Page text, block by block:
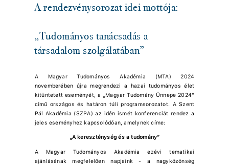
A rendezvénysorozat idei mottója:
„Tudományos tanácsadás a
társadalom szolgálatában”
A Magyar Tudományos Akadémia (MTA) 2024
novemberében újra megrendezi a hazai tudományos élet
kitüntetett eseményét, a „Magyar Tudomány Ünnepe 2024”
című országos és határon túli programsorozatot. A Szent
Pál Akadémia (SZPA) az idén ismét konferenciát rendez a
jeles eseményhez kapcsolódóan, amelynek címe:
„A kereszténység és a tudomány”
A Magyar Tudományos Akadémia ezévi tematikai
ajánlásának megfelelően napjaink - a nagyközönség